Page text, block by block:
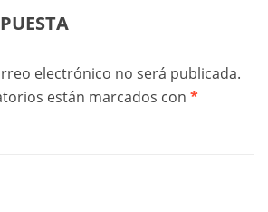
electrónico no será publicada.
están marcados con *